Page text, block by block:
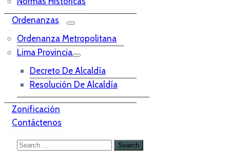
Ordenanzas
Ordenanza Metropolitana
Lima Provincia
Decreto De Alcaldía
Resolución De Alcaldía
Zonificación
Contáctenos